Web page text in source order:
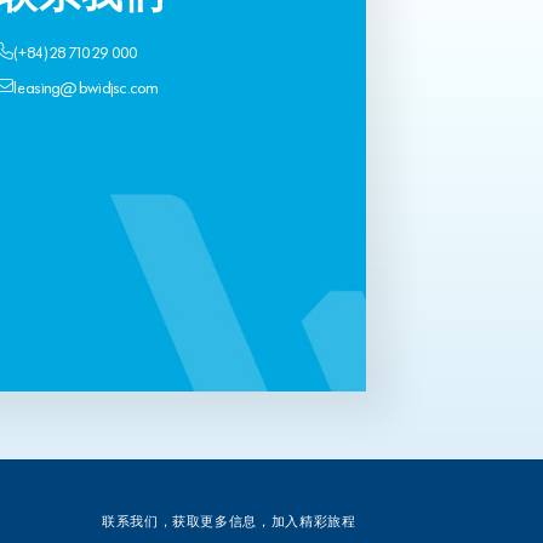
(+84) 28 710 29 000
leasing@bwidjsc.com
联系我们，获取更多信息，加入精彩旅程